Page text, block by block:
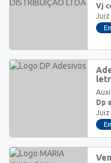
Vj
Juiz
Dp
Juiz